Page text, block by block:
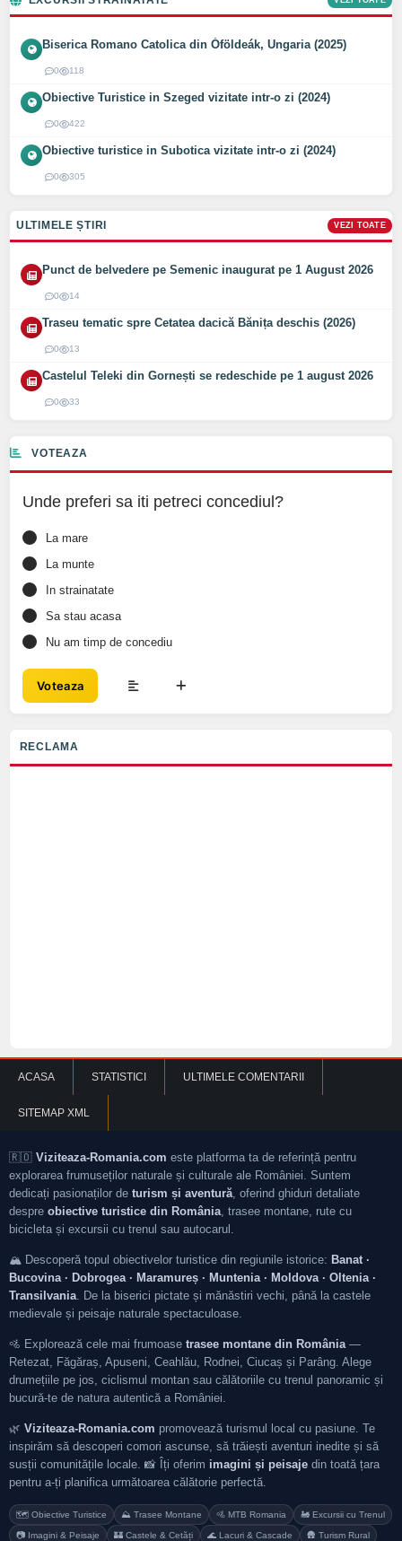
Biserica Romano Catolica din Óföldeák, Ungaria (2025)
0 118
Obiective Turistice in Szeged vizitate intr-o zi (2024)
0 422
Obiective turistice in Subotica vizitate intr-o zi (2024)
0 305
ULTIMELE ȘTIRI VEZI TOATE
Punct de belvedere pe Semenic inaugurat pe 1 August 2026
0 14
Traseu tematic spre Cetatea dacică Bănița deschis (2026)
0 13
Castelul Teleki din Gornești se redeschide pe 1 august 2026
0 33
VOTEAZA
Unde preferi sa iti petreci concediul?
La mare
La munte
In strainatate
Sa stau acasa
Nu am timp de concediu
Voteaza
RECLAMA
ACASA STATISTICI ULTIMELE COMENTARII
SITEMAP XML
🇷🇴 Viziteaza-Romania.com este platforma ta de referință pentru
explorarea frumuseților naturale și culturale ale României. Suntem
dedicați pasionaților de turism și aventură, oferind ghiduri detaliate
despre obiective turistice din România, trasee montane, rute cu
bicicleta și excursii cu trenul sau autocarul.
🏔️ Descoperă topul obiectivelor turistice din regiunile istorice: Banat ·
Bucovina · Dobrogea · Maramureș · Muntenia · Moldova · Oltenia ·
Transilvania. De la biserici pictate și mănăstiri vechi, până la castele
medievale și peisaje naturale spectaculoase.
🚵 Explorează cele mai frumoase trasee montane din România—
Retezat, Făgăraș, Apuseni, Ceahlău, Rodnei, Ciucaș și Parâng. Alege
drumețiile pe jos, ciclismul montan sau călătoriile cu trenul panoramic și
bucură-te de natura autentică a României.
🌿 Viziteaza-Romania.com promovează turismul local cu pasiune. Te
inspirăm să descoperi comori ascunse, să trăiești aventuri inedite și să
susții comunitățile locale. 📸 Îți oferim imagini și peisaje din toată țara
pentru a-ți planifica următoarea călătorie perfectă.
🗺️ Obiective Turistice ⛰️ Trasee Montane 🚵 MTB Romania 🚂 Excursii cu Trenul
📷 Imagini & Peisaje 🏰 Castele & Cetăți 🌊 Lacuri & Cascade 🛖 Turism Rural